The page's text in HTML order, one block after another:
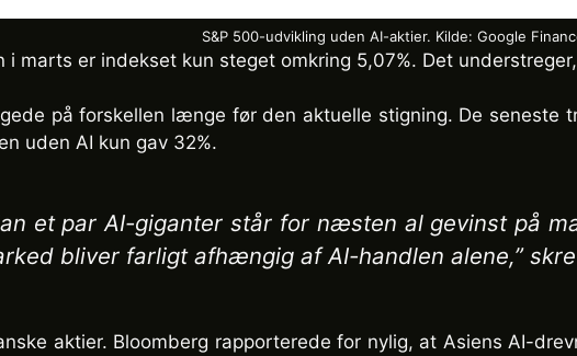
S&P 500-udvikling uden AI-aktier. Kilde: Google
i marts er indekset kun steget omkring 5,07%. Det
på forskellen længe før den aktuelle stigning. De
uden AI kun gav 32%.
et par AI-giganter står for næsten al gevinst på
bliver farligt afhængig af AI-handlen alene,”
aktier. Bloomberg rapporterede for nylig, at Asiens AI-